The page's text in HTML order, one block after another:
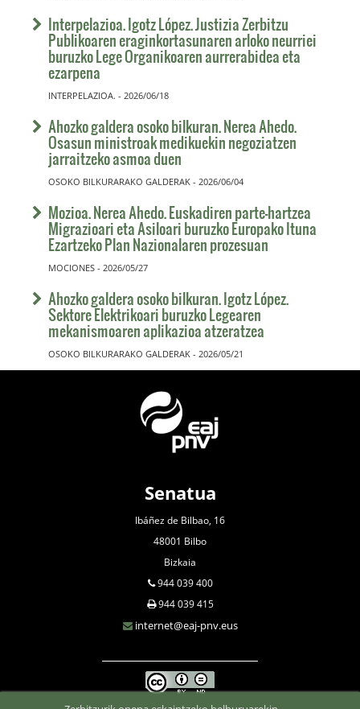
Interpelazioa. Igotz López. Justizia Zerbitzu
Publikoaren eraginkortasunaren arloko neurriei
buruzko Lege Organikoaren aurrerabidea eta
ezarpena
INTERPELAZIOA. - 2026/06/18
Ahozko galdera osoko bilkuran. Nerea Ahedo.
Osasun ministroak medikuekin negoziatzen
jarraitzeko asmoa duen
OSOKO BILKURARAKO GALDERAK - 2026/06/04
Mozioa. Nerea Ahedo. Euskadiren parte-hartzea
Migrazioari eta Asiloari buruzko Europako Ituna
Ezartzeko Plan Nazionalaren prozesuan
MOCIONES - 2026/05/27
Ahozko galdera osoko bilkuran. Igotz López.
Sektore Elektrikoari buruzko Legearen
mekanismoaren aplikazioa atzeratzea
OSOKO BILKURARAKO GALDERAK - 2026/05/21
Senatua
Ibáñez de Bilbao, 16
48001 Bilbo
Bizkaia
944 039 400
944 039 415
internet@eaj-pnv.eus